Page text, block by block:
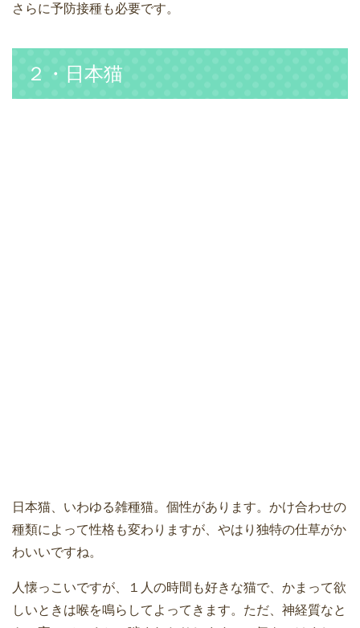
さらに予防接種も必要です。
２・日本猫
日本猫、いわゆる雑種猫。個性があります。かけ合わせの
種類によって性格も変わりますが、やはり独特の仕草がか
わいいですね。
人懐っこいですが、１人の時間も好きな猫で、かまって欲
しいときは喉を鳴らしてよってきます。ただ、神経質なと